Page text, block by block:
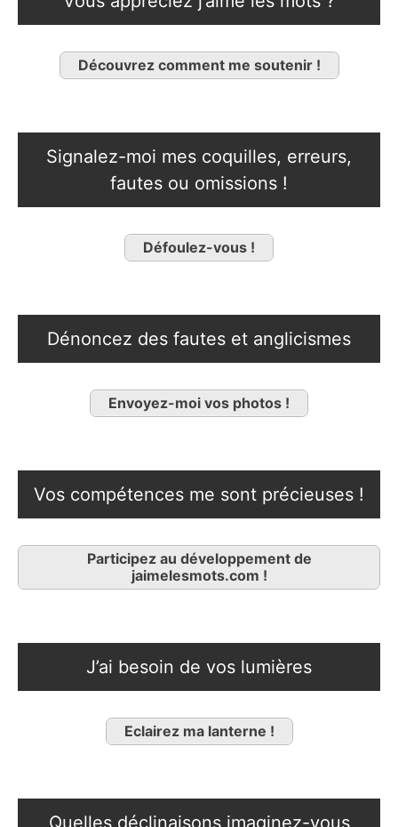
Découvrez comment me soutenir !
Signalez-moi mes coquilles, erreurs,
fautes ou omissions !
Défoulez-vous !
Dénoncez des fautes et anglicismes
Envoyez-moi vos photos !
Vos compétences me sont précieuses !
Participez au développement de
jaimelesmots.com !
J’ai besoin de vos lumières
Eclairez ma lanterne !
Quelles déclinaisons imaginez-vous